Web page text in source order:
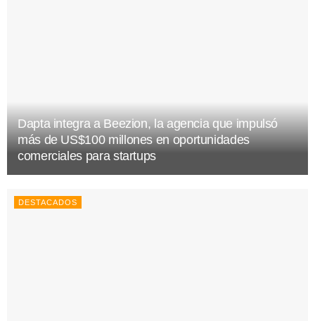
Dapta integra a Beezion, la agencia que impulsó
más de US$100 millones en oportunidades
comerciales para startups
DESTACADOS